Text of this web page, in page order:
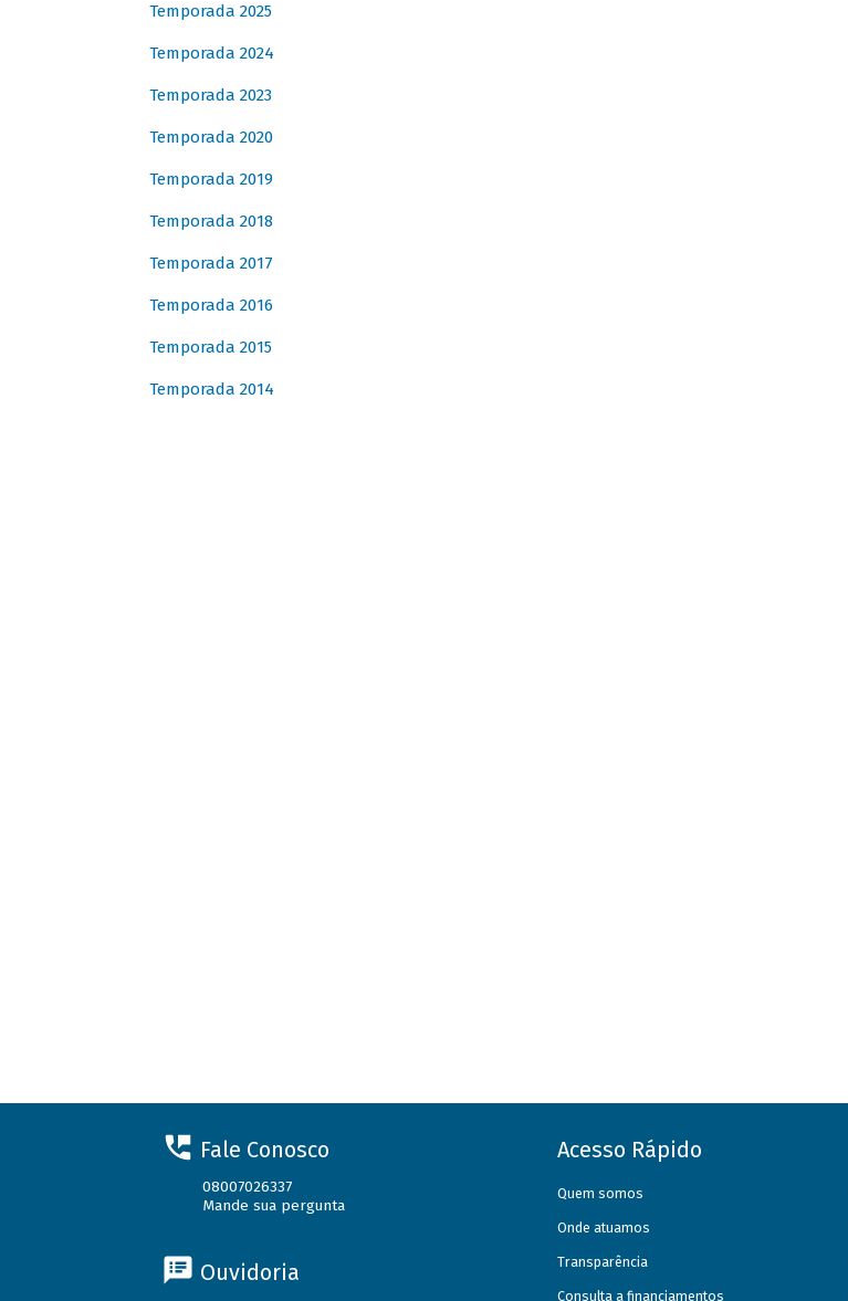
Temporada 2025
Temporada 2024
Temporada 2023
Temporada 2020
Temporada 2019
Temporada 2018
Temporada 2017
Temporada 2016
Temporada 2015
Temporada 2014
Fale Conosco
08007026337
Mande sua pergunta
Ouvidoria
Acesso Rápido
Quem somos
Onde atuamos
Transparência
Consulta a financiamentos